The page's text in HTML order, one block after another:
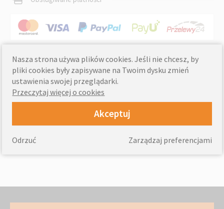
Nasza strona używa plików cookies. Jeśli nie chcesz, by
pliki cookies były zapisywane na Twoim dysku zmień
ustawienia swojej przeglądarki.
Przeczytaj więcej o cookies
Akceptuj
Zarządzaj preferencjami
Odrzuć